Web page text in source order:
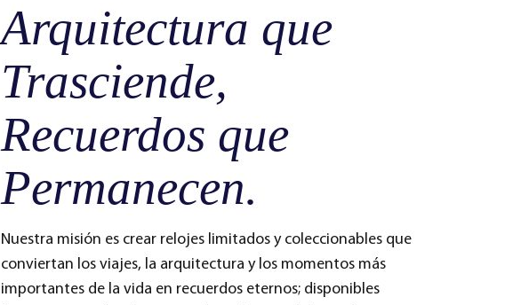
Arquitectura que
Trasciende,
Recuerdos que
Permanecen.
Nuestra misión es crear relojes limitados y coleccionables que
conviertan los viajes, la arquitectura y los momentos más
importantes de la vida en recuerdos eternos; disponibles